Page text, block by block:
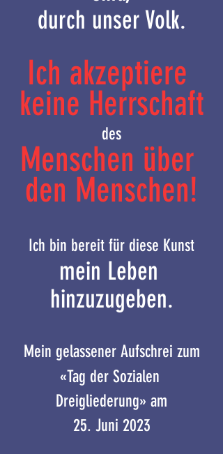
durch unser Volk.
Ich akzeptiere
keine Herrschaft
des
Menschen über
den Menschen!
Ich bin bereit für diese Kunst
mein Leben
hinzuzugeben.
Mein gelassener Aufschrei zum
«Tag der Sozialen
Dreigliederung» am
25. Juni 2023